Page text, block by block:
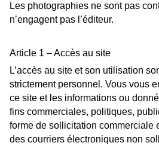
Les photographies ne sont pas
n’engagent pas l’éditeur.
Article 1 – Accès au site
L’accès au site et son utilisation
strictement personnel. Vous vous
ce site et les informations ou
fins commerciales, politiques,
forme de sollicitation commerciale
des courriers électroniques non